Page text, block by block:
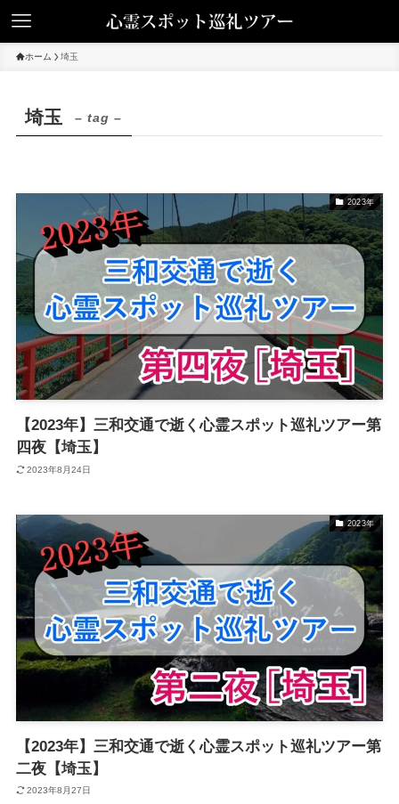
ホーム 埼玉
埼玉 – tag –
2023年
【2023年】三和交通で逝く心霊スポット巡礼ツアー第
四夜【埼玉】
2023年8月24日
2023年
【2023年】三和交通で逝く心霊スポット巡礼ツアー第
二夜【埼玉】
2023年8月27日